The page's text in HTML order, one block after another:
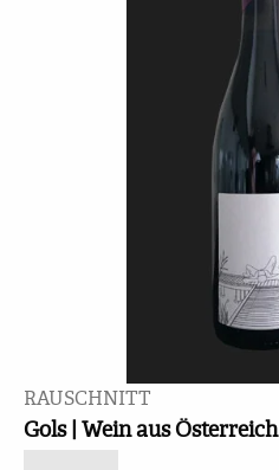
RAUSCHNITT
Gols | Wein aus Österreich